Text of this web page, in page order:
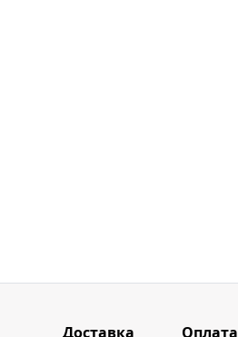
Доставка Оплата